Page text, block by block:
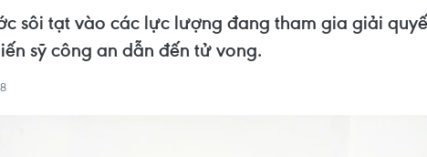
sôi tạt vào các lực lượng đang tham gia giải
sỹ công an dẫn đến tử vong.